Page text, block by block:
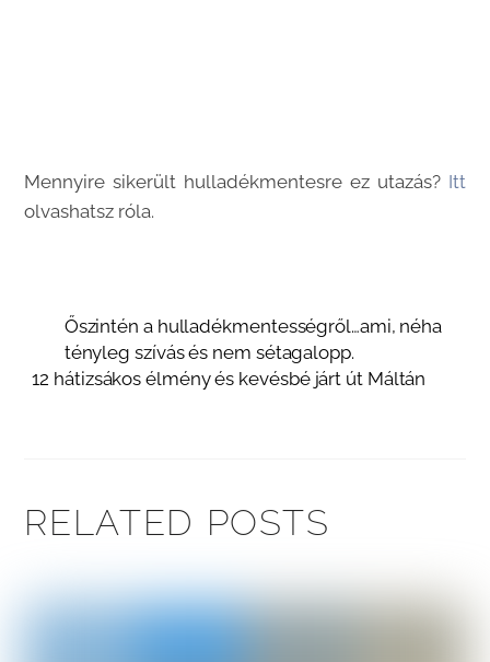
Mennyire sikerült hulladékmentesre ez utazás? Itt
olvashatsz róla.
Őszintén a hulladékmentességről…ami, néha
tényleg szívás és nem sétagalopp.
12 hátizsákos élmény és kevésbé járt út Máltán
RELATED POSTS